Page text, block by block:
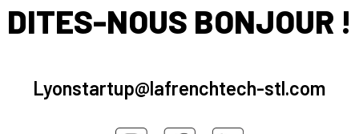
DITES-NOUS BONJOUR !
Lyonstartup@lafrenchtech-stl.com